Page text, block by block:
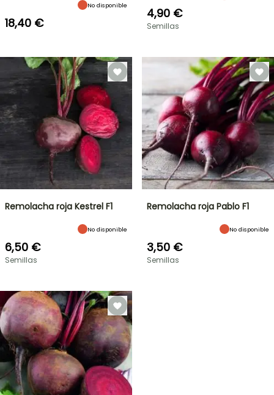
No disponible
18,40 €
4,90 €
Semillas
Remolacha roja Kestrel F1
No disponible
6,50 €
Semillas
Remolacha roja Pablo F1
No disponible
3,50 €
Semillas